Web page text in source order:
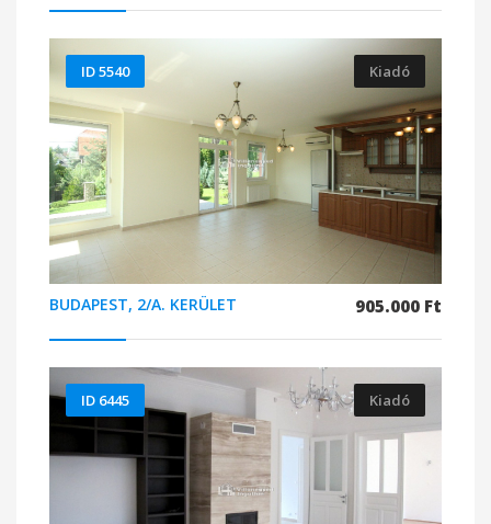
BUDAPEST, 2/A. KERÜLET 905.000 Ft
ID 5540 Kiadó
ID 6445 Kiadó